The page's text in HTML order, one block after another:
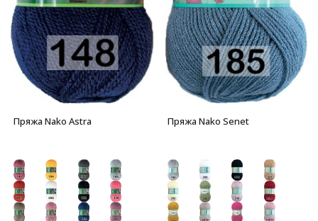
Пряжа Nako Astra Пряжа Nako Senet